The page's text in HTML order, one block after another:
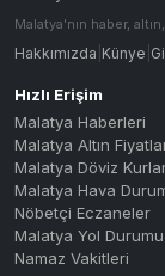
Malatya'nın haber,
Hakkımızda Künye
Hızlı Erişim
Malatya Haberleri
Malatya Altın
Malatya Döviz
Malatya Hava
Nöbetçi Eczaneler
Malatya Yol Durumu
Namaz Vakitleri